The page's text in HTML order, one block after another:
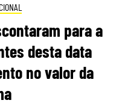
para a
desta data
no valor da